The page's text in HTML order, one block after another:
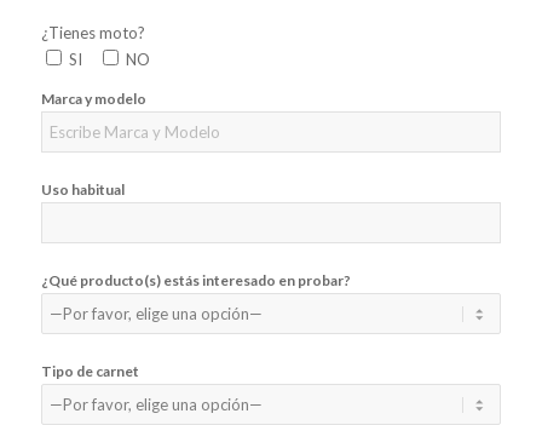
¿Tienes moto?
SI
NO
Marca y modelo
Uso habitual
¿Qué producto(s) estás interesado en probar?
Tipo de carnet